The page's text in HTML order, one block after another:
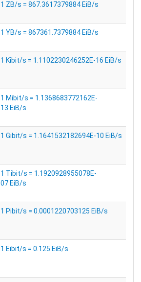
1 ZB/s = 867.3617379884 EiB/s
1 YB/s = 867361.7379884 EiB/s
1 Kibit/s = 1.1102230246252E-16 EiB/s
1 Mibit/s = 1.1368683772162E-
13 EiB/s
1 Gibit/s = 1.1641532182694E-10 EiB/s
1 Tibit/s = 1.1920928955078E-
07 EiB/s
1 Pibit/s = 0.0001220703125 EiB/s
1 Eibit/s = 0.125 EiB/s